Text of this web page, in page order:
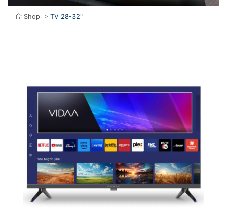
Shop > TV 28-32"